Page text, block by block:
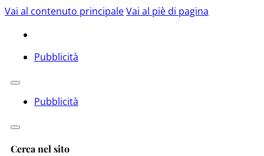
Vai al contenuto principaleVai al piè di pagina
Pubblicità
Pubblicità
Cerca nel sito